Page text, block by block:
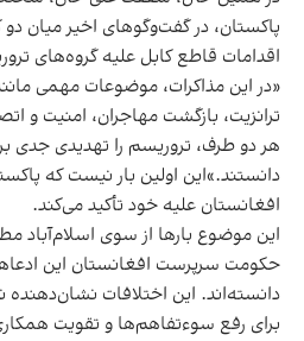
پاکستان، در گفت‌وگوهای اخیر میان دو
اقدامات قاطع کابل علیه گروه‌های
«در این مذاکرات، موضوعات مهمی
ترانزیت، بازگشت مهاجران، امنیت و
هر دو طرف، تروریسم را تهدیدی جدی
دانستند.»این اولین بار نیست که
افغانستان علیه خود تأکید می‌کند.
این موضوع بارها از سوی اسلام‌آباد
حکومت سرپرست افغانستان این ادعاها
دانسته‌اند. این اختلافات نشان‌دهنده
برای رفع سوءتفاهم‌ها و تقویت